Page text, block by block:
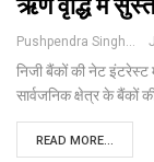
ऋण वृद्धि में
Pushpendra Singh
निजी बैंकों की नेट इंटरेस्ट
सार्वजनिक क्षेत्र के बैंकों
READ MORE...